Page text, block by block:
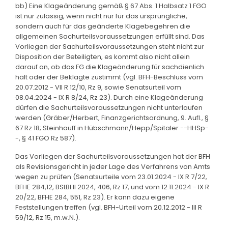
bb) Eine Klageänderung gemäß § 67 Abs. 1 Halbsatz 1 FGO
ist nur zulässig, wenn nicht nur für das ursprüngliche,
sondern auch für das geänderte Klagebegehren die
allgemeinen Sachurteilsvoraussetzungen erfüllt sind. Das
Vorliegen der Sachurteilsvoraussetzungen steht nicht zur
Disposition der Beteiligten, es kommt also nicht allein
darauf an, ob das FG die Klageänderung für sachdienlich
hält oder der Beklagte zustimmt (vgl. BFH-Beschluss vom
20.07.2012 - VII R 12/10, Rz 9, sowie Senatsurteil vom
08.04.2024 - IX R 8/24, Rz 23). Durch eine Klageänderung
dürfen die Sachurteilsvoraussetzungen nicht unterlaufen
werden (Gräber/Herbert, Finanzgerichtsordnung, 9. Aufl., §
67 Rz 18; Steinhauff in Hübschmann/Hepp/Spitaler --HHSp-
-, § 41 FGO Rz 587).
Das Vorliegen der Sachurteilsvoraussetzungen hat der BFH
als Revisionsgericht in jeder Lage des Verfahrens von Amts
wegen zu prüfen (Senatsurteile vom 23.01.2024 - IX R 7/22,
BFHE 284,12, BStBl II 2024, 406, Rz 17, und vom 12.11.2024 - IX R
20/22, BFHE 284, 551, Rz 23). Er kann dazu eigene
Feststellungen treffen (vgl. BFH-Urteil vom 20.12.2012 - III R
59/12, Rz 15, m.w.N.).